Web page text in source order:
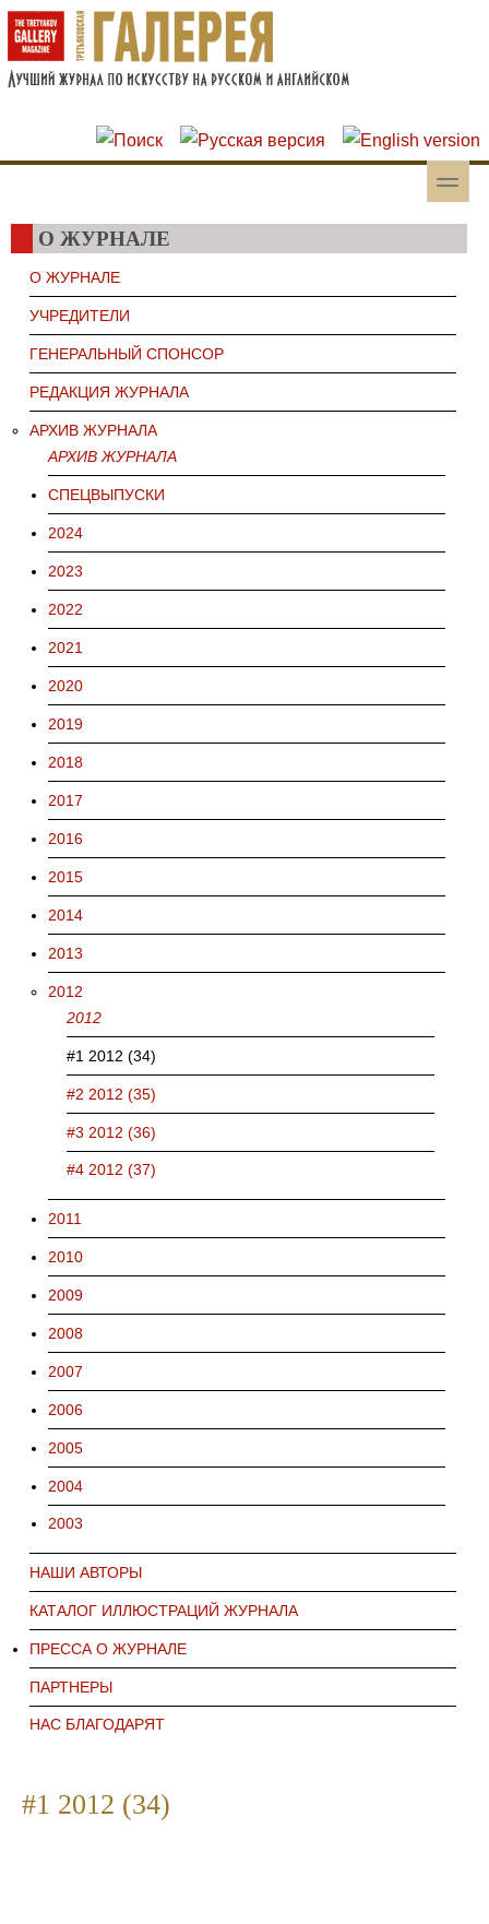
Перейти к основному содержанию
Skip to search
toggle
О ЖУРНАЛЕ
О ЖУРНАЛЕ
УЧРЕДИТЕЛИ
ГЕНЕРАЛЬНЫЙ СПОНСОР
РЕДАКЦИЯ ЖУРНАЛА
АРХИВ ЖУРНАЛА
АРХИВ ЖУРНАЛА
СПЕЦВЫПУСКИ
2024
2023
2022
2021
2020
2019
2018
2017
2016
2015
2014
2013
2012
2012
#1 2012 (34)
#2 2012 (35)
#3 2012 (36)
#4 2012 (37)
2011
2010
2009
2008
2007
2006
2005
2004
2003
НАШИ АВТОРЫ
КАТАЛОГ ИЛЛЮСТРАЦИЙ ЖУРНАЛА
ПРЕССА О ЖУРНАЛЕ
ПАРТНЕРЫ
НАС БЛАГОДАРЯТ
#1 2012 (34)